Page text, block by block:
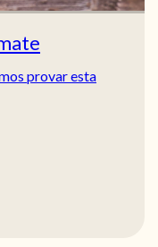
provar esta